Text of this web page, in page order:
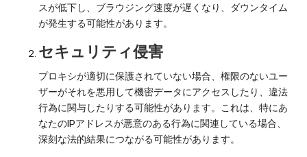
スが低下し、ブラウジング速度が遅くなり、ダウンタイム
が発生する可能性があります。
セキュリティ侵害
プロキシが適切に保護されていない場合、権限のないユー
ザーがそれを悪用して機密データにアクセスしたり、違法
行為に関与したりする可能性があります。これは、特にあ
なたのIPアドレスが悪意のある行為に関連している場合、
深刻な法的結果につながる可能性があります。